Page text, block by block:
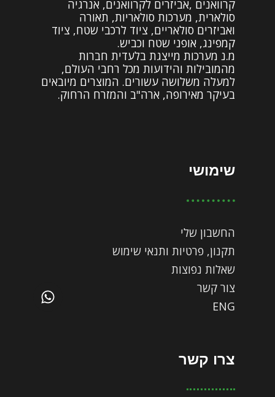
קרוואנים ,אביזרים לקרוואנים, אנרגיה
סולארית, מערכות סולאריות, תאורה
ואביזרים סולאריים, ציוד לרכבי שטח, ציוד
קמפינג, אופני שטח וכביש.
מ.נ מערכות מייצגת בלעדית חברות
מהמובילות והידועות מכל רחבי העולם,
למעלה משלושה עשורים. המוצרים מיובאים
בעיקר מאירופה, ארה"ב והמזרח הרחוק.
שימושי
החשבון שלי
תקנון, פרטיות ותנאי שימוש
שאלות נפוצות
צור קשר
ENG
צרו קשר